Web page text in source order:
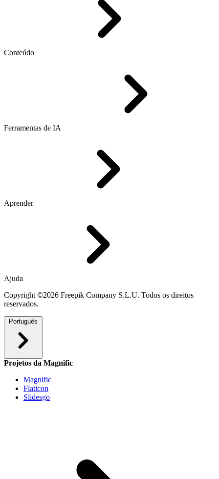
Conteúdo
Ferramentas de IA
Aprender
Ajuda
Copyright ©2026 Freepik Company S.L.U. Todos os direitos
reservados.
Português
Projetos da Magnific
Magnific
Flaticon
Slidesgo